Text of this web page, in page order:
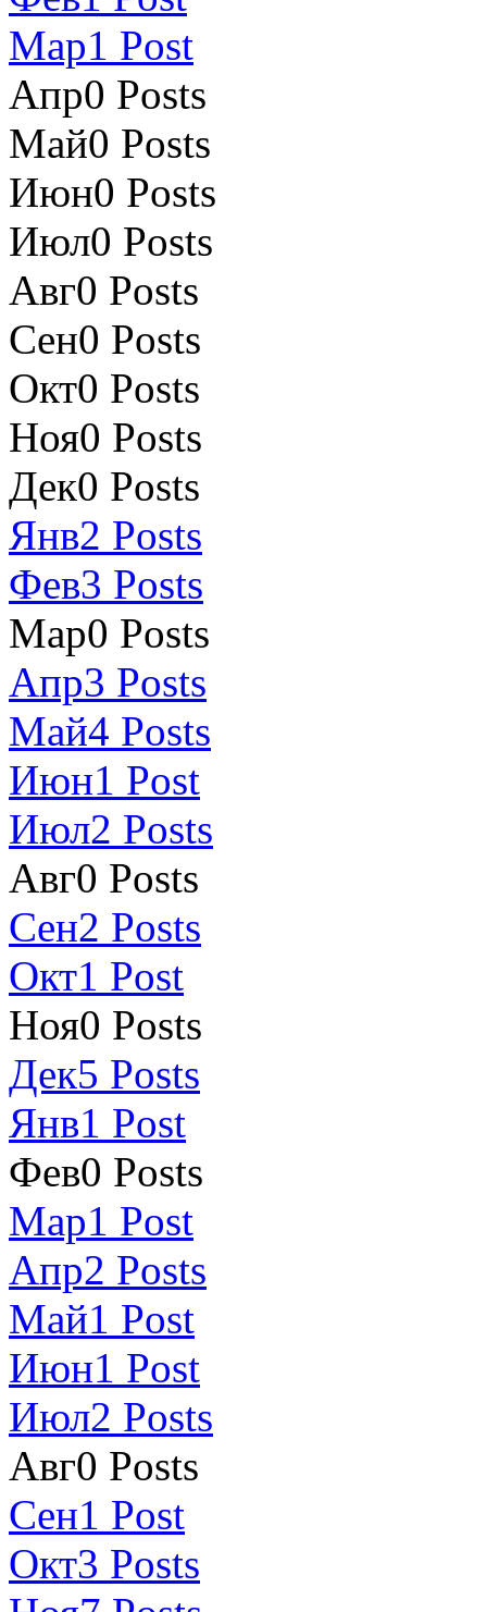
Мар1 Post
Апр0 Posts
Май0 Posts
Июн0 Posts
Июл0 Posts
Авг0 Posts
Сен0 Posts
Окт0 Posts
Ноя0 Posts
Дек0 Posts
Янв2 Posts
Фев3 Posts
Мар0 Posts
Апр3 Posts
Май4 Posts
Июн1 Post
Июл2 Posts
Авг0 Posts
Сен2 Posts
Окт1 Post
Ноя0 Posts
Дек5 Posts
Янв1 Post
Фев0 Posts
Мар1 Post
Апр2 Posts
Май1 Post
Июн1 Post
Июл2 Posts
Авг0 Posts
Сен1 Post
Окт3 Posts